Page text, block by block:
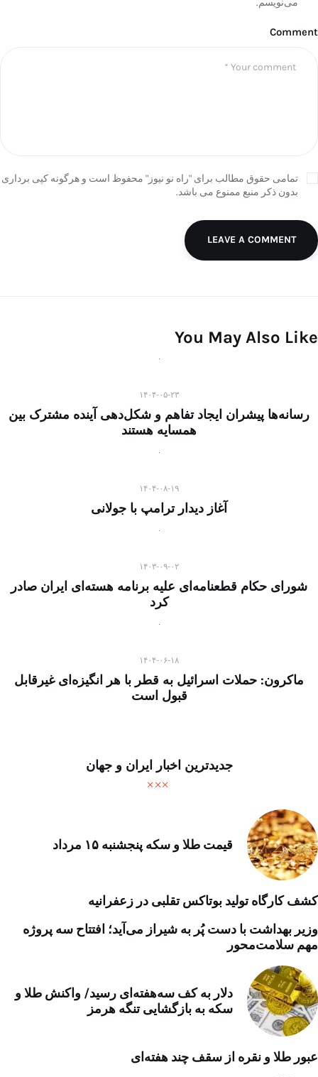
Comment
تمامی حقوق مطالب برای "راه نو نیوز" محفوظ است و هرگونه کپی برداری
بدون ذکر منبع ممنوع می باشد.
LEAVE A COMMENT
You May Also Like
۱۴۰۴-۰۵-۲۳
رسانه‌ها پیشران ایجاد تفاهم و شکل‌دهی آینده مشترک بین
همسایه هستند
۱۴۰۴-۰۸-۱۹
آغاز دیدار ترامپ با جولانی
۱۴۰۳-۰۹-۰۲
شورای حکام قطعنامه‌ای علیه برنامه هسته‌ای ایران صادر
کرد
۱۴۰۴-۰۶-۱۸
ماکرون: حملات اسرائیل به قطر با هر انگیزه‌ای غیرقابل
قبول است
جدیدترین اخبار ایران و جهان
قیمت طلا و سکه پنجشنبه ۱۵ مرداد
کشف کارگاه تولید بوتاکس تقلبی در زعفرانیه
وزیر بهداشت با دست پُر به شیراز می‌آید؛ افتتاح سه پروژه
مهم سلامت‌محور
دلار به کف سه‌هفته‌ای رسید/ واکنش طلا و
سکه به بازگشایی تنگه هرمز
عبور طلا و نقره از سقف چند هفته‌ای